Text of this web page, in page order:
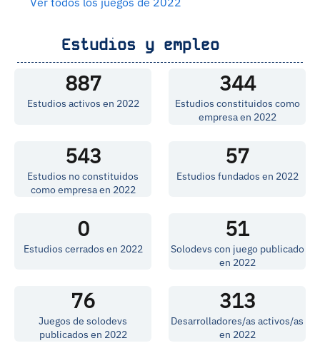
Estudios y empleo
887
Estudios activos en 2022
344
Estudios constituidos como
empresa en 2022
543
Estudios no constituidos
como empresa en 2022
57
Estudios fundados en 2022
0
Estudios cerrados en 2022
51
Solodevs con juego publicado
en 2022
76
Juegos de solodevs
publicados en 2022
313
Desarrolladores/as activos/as
en 2022